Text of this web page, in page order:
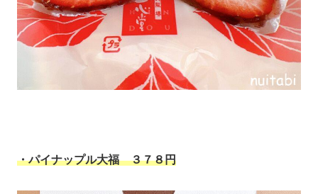
・パイナップル大福 ３７８円